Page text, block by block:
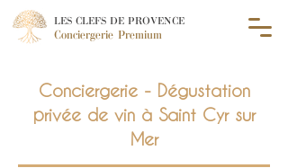
LES CLEFS DE PROVENCE
Conciergerie Premium
Conciergerie - Dégustation
privée de vin à Saint Cyr sur
Mer